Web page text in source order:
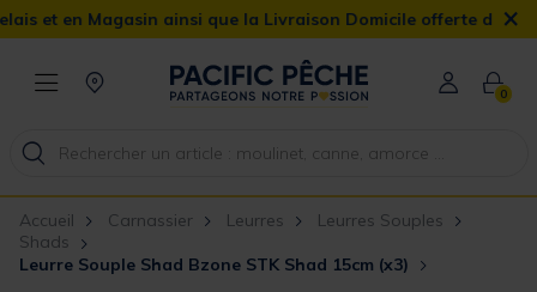
Magasin ainsi que la Livraison Domicile offerte dès 90€ ×
0
Accueil Carnassier Leurres
Leurres Souples
Shads
Leurre Souple Shad Bzone STK Shad 15cm (x3)